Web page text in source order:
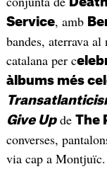
Service, amb
bandes, aterrava
catalana per c
àlbums més
Give Upde The
converses,
via cap a Montjuïc.